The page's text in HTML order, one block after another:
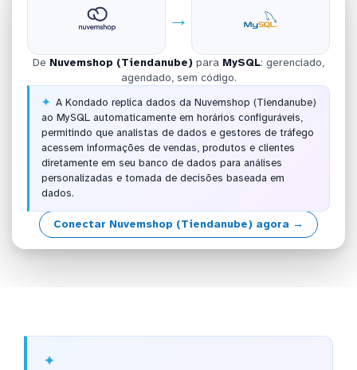
→
De Nuvemshop (Tiendanube) para MySQL: gerenciado,
agendado, sem código.
A Kondado replica dados da Nuvemshop (Tiendanube)
ao MySQL automaticamente em horários configuráveis,
permitindo que analistas de dados e gestores de tráfego
acessem informações de vendas, produtos e clientes
diretamente em seu banco de dados para análises
personalizadas e tomada de decisões baseada em
dados.
Conectar Nuvemshop (Tiendanube) agora →